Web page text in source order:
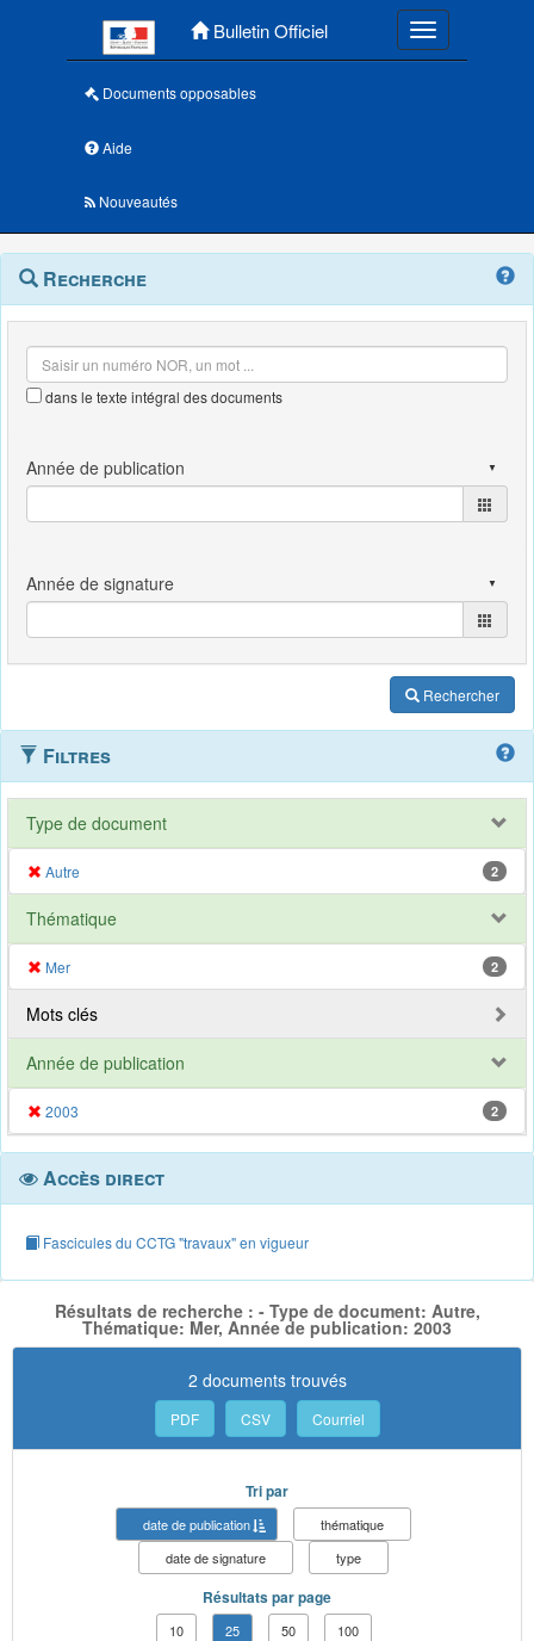
Bulletin Officiel Toggle
Documents opposables
Aide
Nouveautés
Navigation
outils
Menu
contextuel
Recherche
dans le texte intégral des documents
Rechercher
Filtres
Type de document
Autre 2
Thématique
Mer 2
Mots clés
Année de publication
2003 2
Accès direct
Fascicules du CCTG "travaux" en vigueur
Résultats de recherche : - Type de document: Autre,
Thématique: Mer, Année de publication: 2003
2 documents trouvés
PDF CSV Courriel
Tri par
date de publication
thématique
date de signature
type
Résultats par page
10 25 50 100